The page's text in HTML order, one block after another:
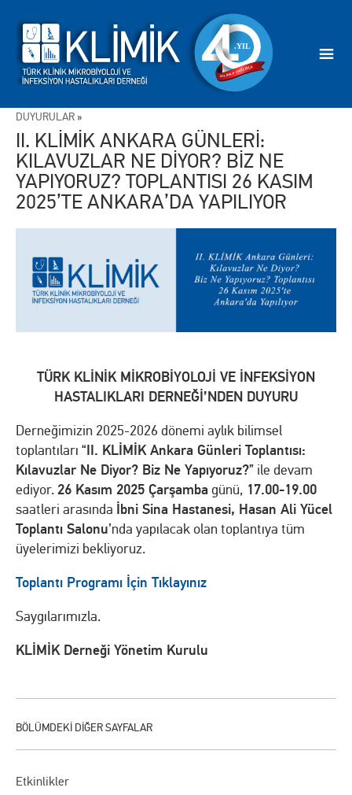
Etkinlikler
DUYURULAR »
II. KLİMİK ANKARA GÜNLERİ:
KILAVUZLAR NE DİYOR? BİZ NE
YAPIYORUZ? TOPLANTISI 26 KASIM
2025’TE ANKARA’DA YAPILIYOR
TÜRK KLİNİK MİKROBİYOLOJİ VE İNFEKSİYON
HASTALIKLARI DERNEĞİ’NDEN DUYURU
Derneğimizin 2025-2026 dönemi aylık bilimsel
toplantıları “II. KLİMİK Ankara Günleri Toplantısı:
Kılavuzlar Ne Diyor? Biz Ne Yapıyoruz?” ile devam
ediyor. 26 Kasım 2025 Çarşamba günü, 17.00-19.00
saatleri arasında İbni Sina Hastanesi, Hasan Ali Yücel
Toplantı Salonu’nda yapılacak olan toplantıya tüm
üyelerimizi bekliyoruz.
Toplantı Programı İçin Tıklayınız
Saygılarımızla.
KLİMİK Derneği Yönetim Kurulu